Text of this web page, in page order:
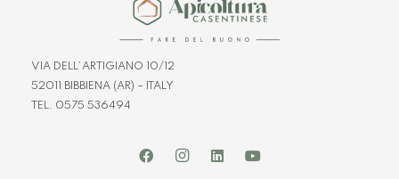
VIA DELL’ARTIGIANO 10/12
52011 BIBBIENA (AR) – ITALY
TEL. 0575 536494